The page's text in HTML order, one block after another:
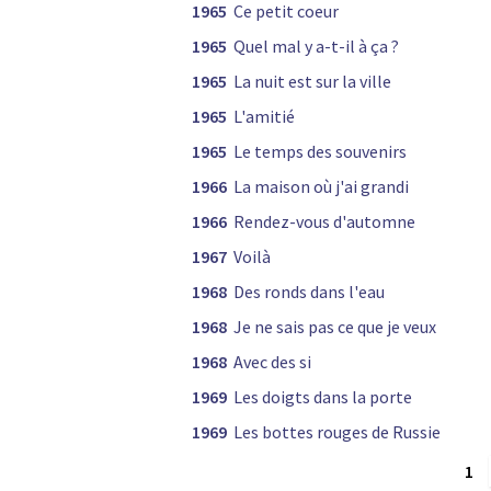
1965 Ce petit coeur
1965 Quel mal y a-t-il à ça ?
1965 La nuit est sur la ville
1965 L'amitié
1965 Le temps des souvenirs
1966 La maison où j'ai grandi
1966 Rendez-vous d'automne
1967 Voilà
1968 Des ronds dans l'eau
1968 Je ne sais pas ce que je veux
1968 Avec des si
1969 Les doigts dans la porte
1969 Les bottes rouges de Russie
1